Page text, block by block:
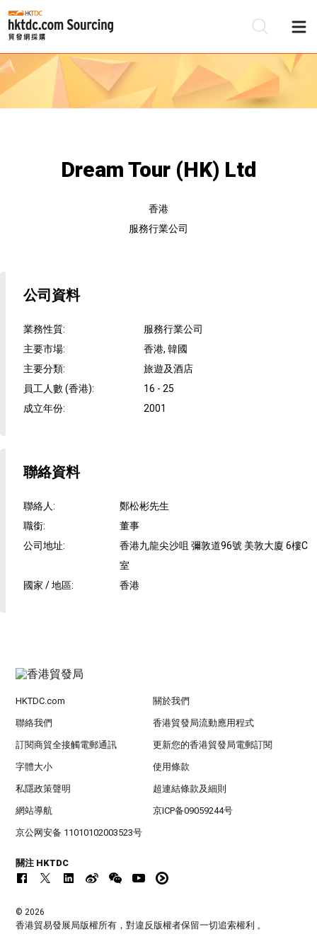
Dream Tour (HK) Ltd
香港
服務行業公司
公司資料
業務性質:
服務行業公司
主要市場:
香港, 韓國
主要分類:
旅遊及酒店
員工人數 (香港):
16 - 25
成立年份: 2001
聯絡資料
聯絡人:
鄭松彬先生
職銜:
董事
公司地址:
香港九龍尖沙咀 彌敦道96號 美敦大廈 6樓C
室
國家 / 地區: 香港
HKTDC.com 關於我們
聯絡我們 香港貿發局流動應用程式
訂閱商貿全接觸電郵通訊 更新您的香港貿發局電郵訂閱
字體大小 使用條款
私隱政策聲明 超連結條款及細則
網站導航 京ICP备09059244号
京公网安备 11010102003523号
關注 HKTDC
© 2026
香港貿易發展局版權所有，對違反版權者保留一切追索權利 。